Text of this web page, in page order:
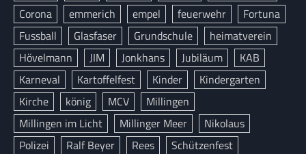
Corona
emmerich empel feuerwehr
Fortuna
Fussball
Glasfaser Grundschule
heimatverein
Hövelmann
JIM Jonkhans Jubiläum
KAB
Karneval
Kartoffelfest Kinder
Kindergarten
Kirche
könig MCV
Millingen
Millingen im Licht
Millinger Meer
Nikolaus
Polizei
Ralf Beyer Rees
Schützenfest